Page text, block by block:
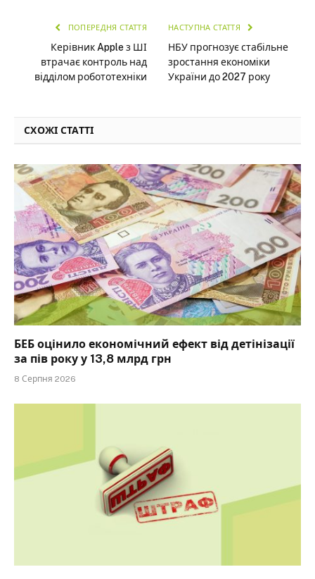
ПОПЕРЕДНЯ СТАТТЯ
Керівник Apple з ШІ
втрачає контроль над
відділом робототехніки
НАСТУПНА СТАТТЯ
НБУ прогнозує стабільне
зростання економіки
України до 2027 року
СХОЖІ СТАТТІ
БЕБ оцінило економічний ефект від детінізації
за пів року у 13,8 млрд грн
8 Серпня 2026